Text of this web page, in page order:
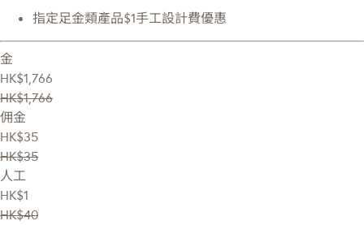
指定足金類產品$1手工設計費優惠
金
HK$1,766
HK$1,766
佣金
HK$35
HK$35
人工
HK$1
HK$40